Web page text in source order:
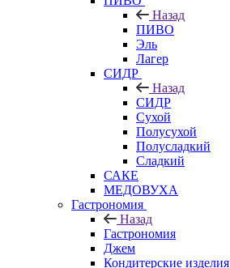
Назад
ПИВО
Эль
Лагер
СИДР
Назад
СИДР
Сухой
Полусухой
Полусладкий
Сладкий
САКЕ
МЕДОВУХА
Гастрономия
Назад
Гастрономия
Джем
Кондитерские изделия